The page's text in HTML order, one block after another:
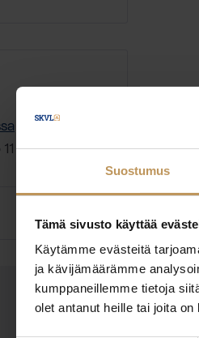
Suostumus
Tämä sivusto käyttää
Käytämme evästeitä
ja kävijämäärämme
kumppaneillemme tietoja
olet antanut heille tai joita
D 02180 Espoo